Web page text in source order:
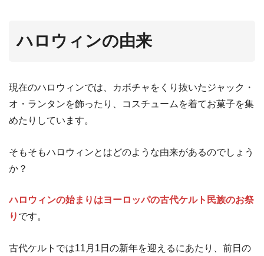
ハロウィンの由来
現在のハロウィンでは、カボチャをくり抜いたジャック・
オ・ランタンを飾ったり、コスチュームを着てお菓子を集
めたりしています。
そもそもハロウィンとはどのような由来があるのでしょう
か？
ハロウィンの始まりはヨーロッパの古代ケルト民族のお祭
り です。
古代ケルトでは11月1日の新年を迎えるにあたり、前日の